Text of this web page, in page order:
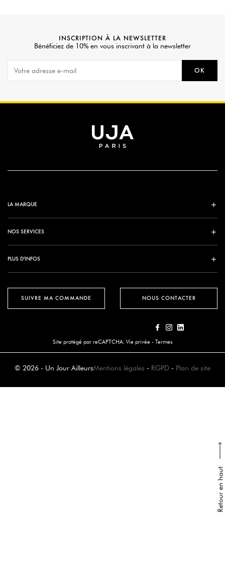
Retour en haut
INSCRIPTION À LA NEWSLETTER
Bénéficiez de 10% en vous inscrivant à la newsletter
OK
SUIVRE MA COMMANDE
LA MARQUE
NOS SERVICES
PLUS D'INFOS
NOUS CONTACTER
Site protégé par reCAPTCHA. Vie privée - Termes
© 2026 - Un Jour AilleursMentions légales - RGPD - Plan de site